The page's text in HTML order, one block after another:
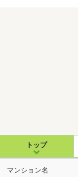
トップ
マンション名